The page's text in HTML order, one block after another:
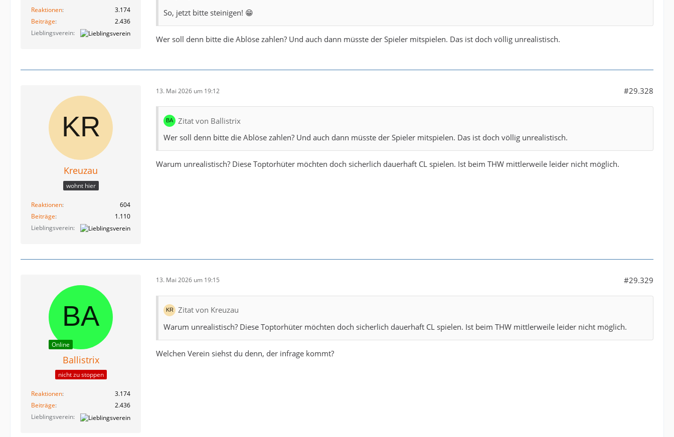
Reaktionen
3.174
Beiträge
2.436
Lieblingsverein
So, jetzt bitte steinigen! 😁
Wer soll denn bitte die Ablöse zahlen? Und auch dann müsste der Spieler mitspielen. Das ist doch völlig unrealistisch.
Kreuzau
wohnt hier
Reaktionen
604
Beiträge
1.110
Lieblingsverein
13. Mai 2026 um 19:12 #29.328
Zitat von Ballistrix
Wer soll denn bitte die Ablöse zahlen? Und auch dann müsste der Spieler mitspielen. Das ist doch völlig unrealistisch.
Warum unrealistisch? Diese Toptorhüter möchten doch sicherlich dauerhaft CL spielen. Ist beim THW mittlerweile leider nicht möglich.
Online
Ballistrix
nicht zu stoppen
Reaktionen
3.174
Beiträge
2.436
Lieblingsverein
13. Mai 2026 um 19:15 #29.329
Zitat von Kreuzau
Warum unrealistisch? Diese Toptorhüter möchten doch sicherlich dauerhaft CL spielen. Ist beim THW mittlerweile leider nicht möglich.
Welchen Verein siehst du denn, der infrage kommt?